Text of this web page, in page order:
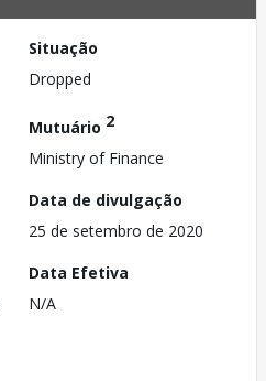
Situação
Dropped
Mutuário 2
Ministry of Finance
Data de divulgação
25 de setembro de 2020
Data Efetiva
N/A